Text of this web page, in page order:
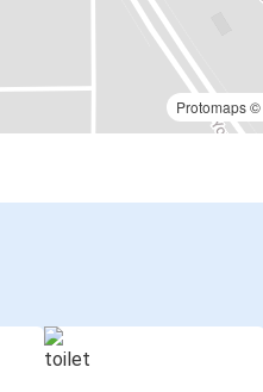
Protomaps©